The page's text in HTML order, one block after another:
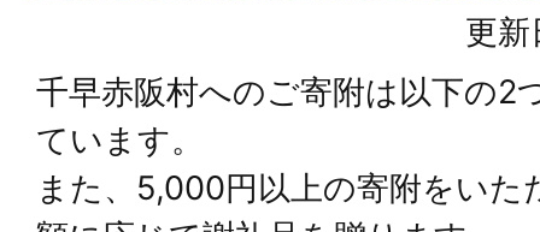
更
千早赤阪村へのご寄附は以下の2
ています。
また、5,000円以上の寄附をいた